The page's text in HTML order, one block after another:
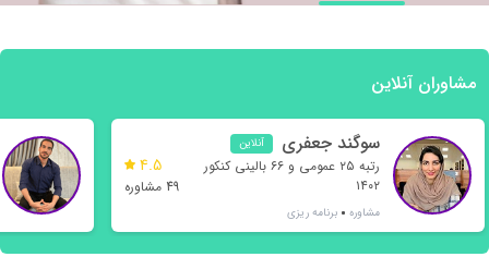
مشاوران آنلاین
سوگند جعفری آنلاین
رتبه ۲۵ عمومی و ۶۶ بالینی کنکور
۱۴۰۲
مشاوره برنامه ریزی
4.5
49 مشاوره